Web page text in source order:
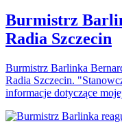
Burmistrz
Radia Szczecin
Burmistrz Barlinka
Radia Szczecin.
informacje dotyczące